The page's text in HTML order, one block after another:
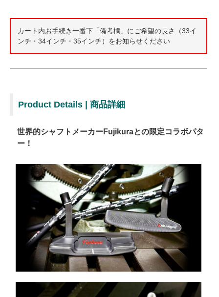
カート内お手続き一番下「備考欄」にご希望の長さ（33イ
ンチ・34インチ・35インチ）をお知らせください
Product Details | 商品詳細
世界的シャフトメーカーFujikuraとの限定コラボパタ
ー！